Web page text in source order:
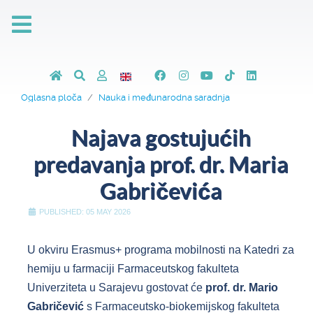
Oglasna ploča Nauka i međunarodna saradnja
Najava gostujućih
predavanja prof. dr. Maria
Gabričevića
PUBLISHED: 05 MAY 2026
U okviru Erasmus+ programa mobilnosti na Katedri za
hemiju u farmaciji Farmaceutskog fakulteta
Univerziteta u Sarajevu gostovat će prof. dr. Mario
Gabričević s Farmaceutsko-biokemijskog fakulteta